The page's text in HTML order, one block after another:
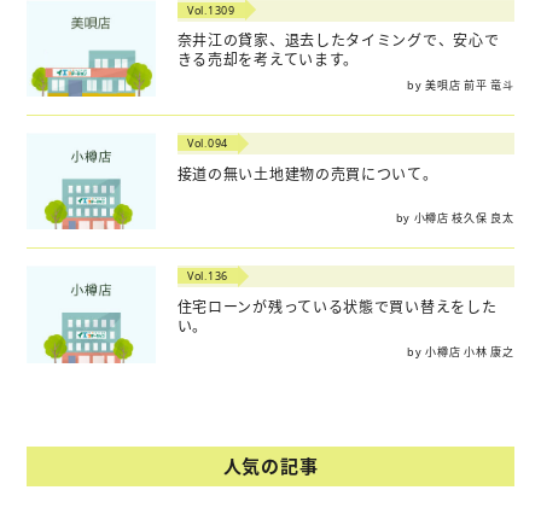
Vol.1309
奈井江の貸家、退去したタイミングで、安心で
きる売却を考えています。
by 美唄店 前平 竜斗
Vol.094
接道の無い土地建物の売買について。
by 小樽店 枝久保 良太
Vol.136
住宅ローンが残っている状態で買い替えをした
い。
by 小樽店 小林 康之
人気の記事